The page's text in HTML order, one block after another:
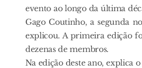
evento ao longo da última
Gago Coutinho, a segunda
explicou. A primeira edição
dezenas de membros.
Na edição deste ano, explica